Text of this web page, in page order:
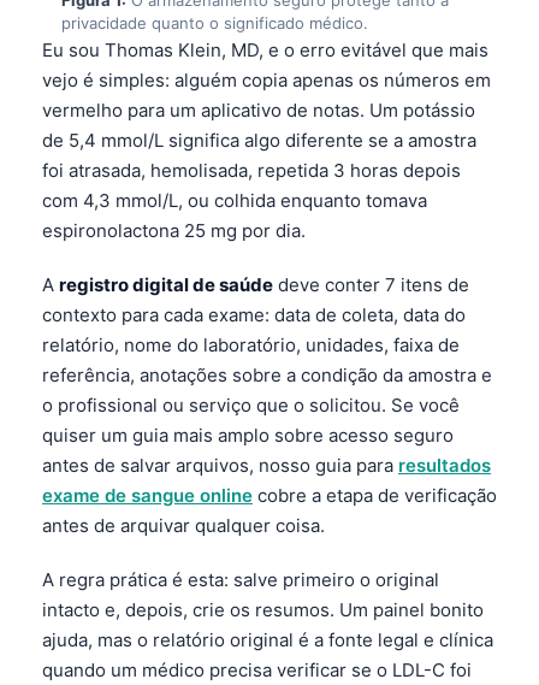
privacidade quanto o significado médico.
Eu sou Thomas Klein, MD, e o erro evitável que mais
vejo é simples: alguém copia apenas os números em
vermelho para um aplicativo de notas. Um potássio
de 5,4 mmol/L significa algo diferente se a amostra
foi atrasada, hemolisada, repetida 3 horas depois
com 4,3 mmol/L, ou colhida enquanto tomava
espironolactona 25 mg por dia.
A registro digital de saúde deve conter 7 itens de
contexto para cada exame: data de coleta, data do
relatório, nome do laboratório, unidades, faixa de
referência, anotações sobre a condição da amostra e
o profissional ou serviço que o solicitou. Se você
quiser um guia mais amplo sobre acesso seguro
antes de salvar arquivos, nosso guia para resultados
exame de sangue online cobre a etapa de verificação
antes de arquivar qualquer coisa.
A regra prática é esta: salve primeiro o original
intacto e, depois, crie os resumos. Um painel bonito
ajuda, mas o relatório original é a fonte legal e clínica
quando um médico precisa verificar se o LDL-C foi